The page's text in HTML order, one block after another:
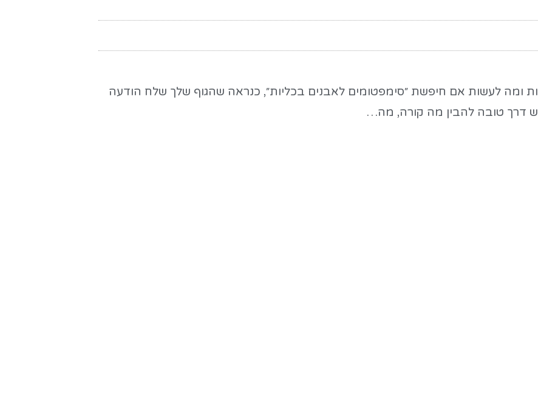
ומה לעשות אם חיפשת ״סימפטומים לאבנים בכליות״, כנראה שהגוף שלך שלח הודעה
יש דרך טובה להבין מה קורה, מה…